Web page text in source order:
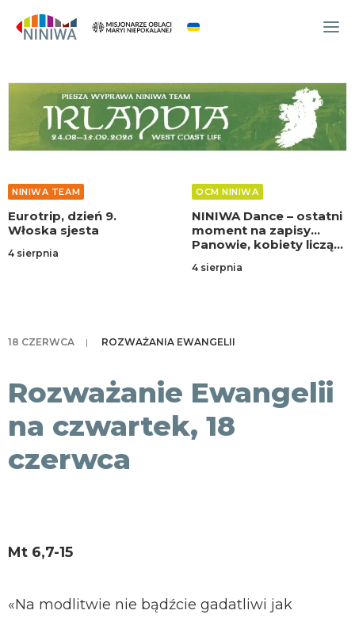
WYDARZENIA
O NAS
WSPÓLNOTA
NINIWA TEAM
FESTIWAL ŻYCIA
NINIWA TEAM
Eurotrip, dzień 9.
Włoska sjesta
4 sierpnia
OCM NINIWA
NINIWA Dance – ostatni
moment na zapisy…
Panowie, kobiety liczą
4 sierpnia
18 CZERWCA | ROZWAŻANIA EWANGELII
Rozważanie Ewangelii
na czwartek, 18
czerwca
Mt 6,7-15
«Na modlitwie nie bądźcie gadatliwi jak